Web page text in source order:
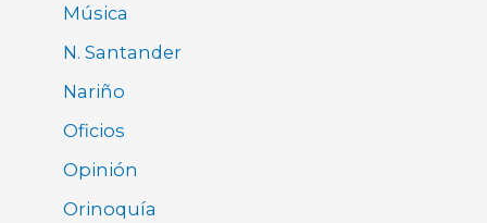
Música
N. Santander
Nariño
Oficios
Opinión
Orinoquía